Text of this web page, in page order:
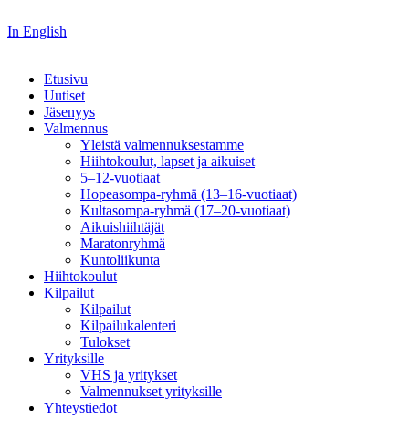
In English
Etusivu
Uutiset
Jäsenyys
Valmennus
Yleistä valmennuksestamme
Hiihtokoulut, lapset ja aikuiset
5–12-vuotiaat
Hopeasompa-ryhmä (13–16-vuotiaat)
Kultasompa-ryhmä (17–20-vuotiaat)
Aikuishiihtäjät
Maratonryhmä
Kuntoliikunta
Hiihtokoulut
Kilpailut
Kilpailut
Kilpailukalenteri
Tulokset
Yrityksille
VHS ja yritykset
Valmennukset yrityksille
Yhteystiedot